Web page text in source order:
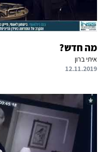
מה חדש?
איתי ברון
12.11.2019